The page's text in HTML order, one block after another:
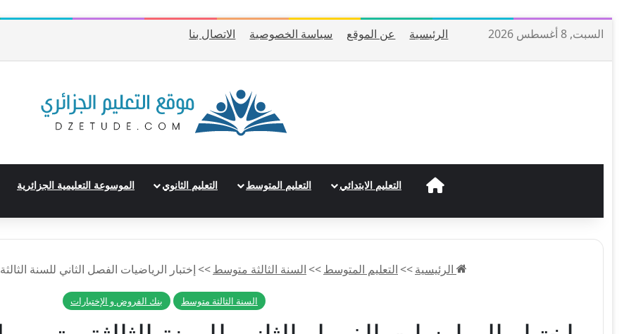
السبت, 8 أغسطس 2026 الرئيسية عن الموقع سياسة الخصوصية الاتصال بنا
الرئيسيةالتعليم الابتدائي التعليم المتوسط التعليم الثانوي الموسوعة التعليمية الجزائرية
الرئيسية>>التعليم المتوسط>>السنة الثالثة متوسط>>إختبار الرياضيات الفصل الثاني للسنة
السنة الثالثة متوسط بنك الفروض و الإختبارات